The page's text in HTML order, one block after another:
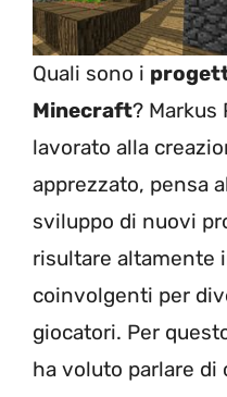
Quali sono i
Minecraft? Markus
lavorato alla
apprezzato, pensa
sviluppo di nuovi
risultare altamente
coinvolgenti per
giocatori. Per
ha voluto parlare di